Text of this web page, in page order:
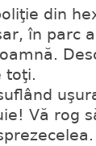
din
în parc
toţi.
Vă rog